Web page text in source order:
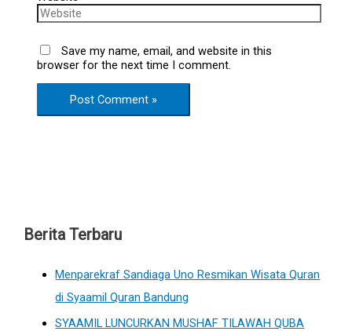
Save my name, email, and website in this
browser for the next time I comment.
Berita Terbaru
Menparekraf Sandiaga Uno Resmikan Wisata Quran
di Syaamil Quran Bandung
SYAAMIL LUNCURKAN MUSHAF TILAWAH QUBA